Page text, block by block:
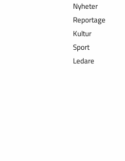
Nyheter
Reportage
Kultur
Sport
Ledare